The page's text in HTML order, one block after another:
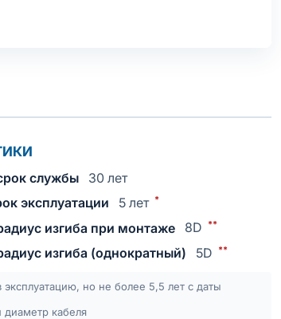
службы
30 лет
эксплуатации
5 лет *
изгиба при монтаже 8D **
изгиба (однократный) 5D **
эксплуатацию, но не более 5,5 лет с даты
кабеля